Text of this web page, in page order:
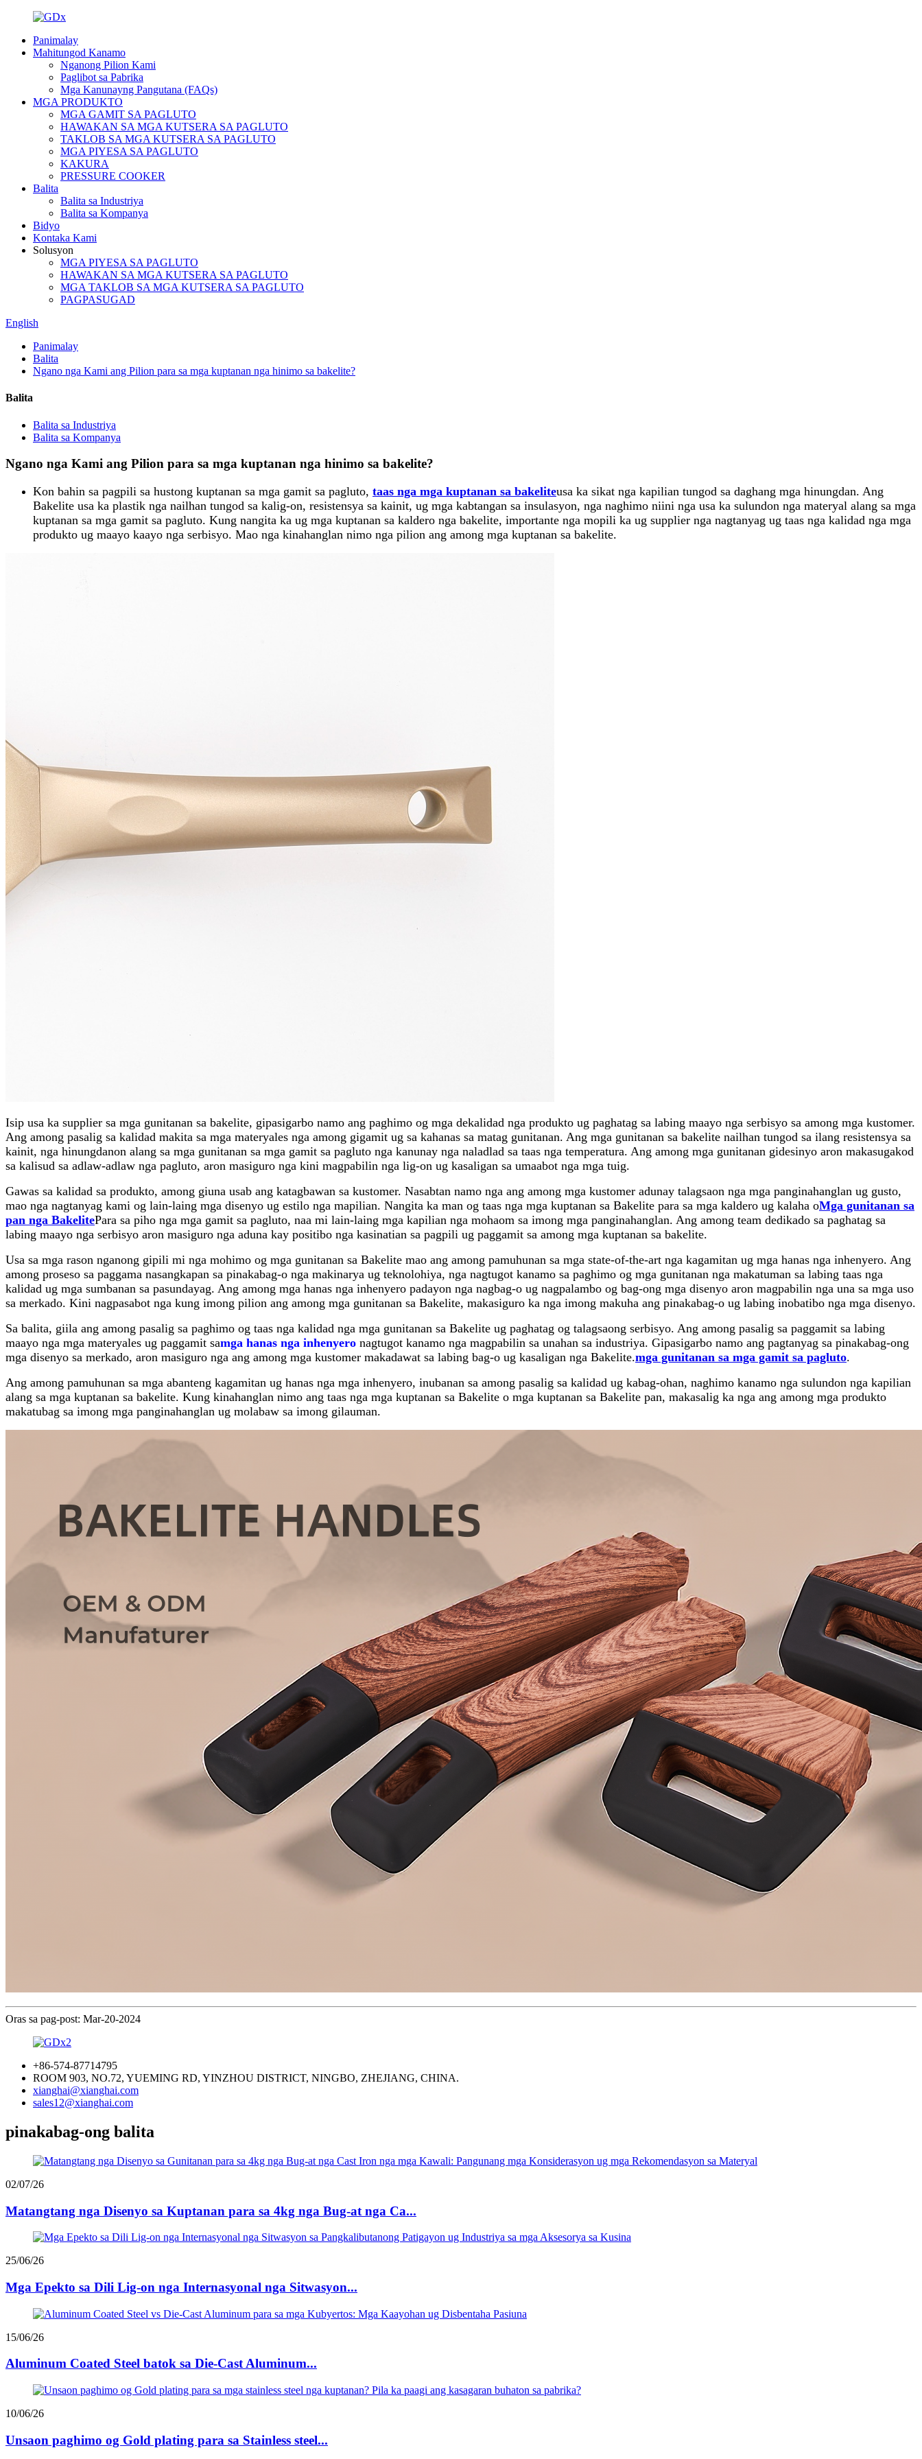
Panimalay
Mahitungod Kanamo
Nganong Pilion Kami
Paglibot sa Pabrika
Mga Kanunayng Pangutana (FAQs)
MGA PRODUKTO
MGA GAMIT SA PAGLUTO
HAWAKAN SA MGA KUTSERA SA PAGLUTO
TAKLOB SA MGA KUTSERA SA PAGLUTO
MGA PIYESA SA PAGLUTO
KAKURA
PRESSURE COOKER
Balita
Balita sa Industriya
Balita sa Kompanya
Bidyo
Kontaka Kami
Solusyon
MGA PIYESA SA PAGLUTO
HAWAKAN SA MGA KUTSERA SA PAGLUTO
MGA TAKLOB SA MGA KUTSERA SA PAGLUTO
PAGPASUGAD
English
Panimalay
Balita
Ngano nga Kami ang Pilion para sa mga kuptanan nga hinimo sa bakelite?
Balita
Balita sa Industriya
Balita sa Kompanya
Ngano nga Kami ang Pilion para sa mga kuptanan nga hinimo sa bakelite?
Kon bahin sa pagpili sa hustong kuptanan sa mga gamit sa pagluto, taas nga mga kuptanan sa bakeliteusa ka sikat nga kapilian tungod sa daghang mga hinungdan. Ang
Bakelite usa ka plastik nga nailhan tungod sa kalig-on, resistensya sa kainit, ug mga kabtangan sa insulasyon, nga naghimo niini nga usa ka sulundon nga materyal alang sa mga
kuptanan sa mga gamit sa pagluto. Kung nangita ka ug mga kuptanan sa kaldero nga bakelite, importante nga mopili ka ug supplier nga nagtanyag ug taas nga kalidad nga mga
produkto ug maayo kaayo nga serbisyo. Mao nga kinahanglan nimo nga pilion ang among mga kuptanan sa bakelite.
Isip usa ka supplier sa mga gunitanan sa bakelite, gipasigarbo namo ang paghimo og mga dekalidad nga produkto ug paghatag sa labing maayo nga serbisyo sa among mga kustomer.
Ang among pasalig sa kalidad makita sa mga materyales nga among gigamit ug sa kahanas sa matag gunitanan. Ang mga gunitanan sa bakelite nailhan tungod sa ilang resistensya sa
kainit, nga hinungdanon alang sa mga gunitanan sa mga gamit sa pagluto nga kanunay nga naladlad sa taas nga temperatura. Ang among mga gunitanan gidesinyo aron makasugakod
sa kalisud sa adlaw-adlaw nga pagluto, aron masiguro nga kini magpabilin nga lig-on ug kasaligan sa umaabot nga mga tuig.
Gawas sa kalidad sa produkto, among giuna usab ang katagbawan sa kustomer. Nasabtan namo nga ang among mga kustomer adunay talagsaon nga mga panginahanglan ug gusto,
mao nga nagtanyag kami og lain-laing mga disenyo ug estilo nga mapilian. Nangita ka man og taas nga mga kuptanan sa Bakelite para sa mga kaldero ug kalaha oMga gunitanan sa
pan nga BakelitePara sa piho nga mga gamit sa pagluto, naa mi lain-laing mga kapilian nga mohaom sa imong mga panginahanglan. Ang among team dedikado sa paghatag sa
labing maayo nga serbisyo aron masiguro nga aduna kay positibo nga kasinatian sa pagpili ug paggamit sa among mga kuptanan sa bakelite.
Usa sa mga rason nganong gipili mi nga mohimo og mga gunitanan sa Bakelite mao ang among pamuhunan sa mga state-of-the-art nga kagamitan ug mga hanas nga inhenyero. Ang
among proseso sa paggama nasangkapan sa pinakabag-o nga makinarya ug teknolohiya, nga nagtugot kanamo sa paghimo og mga gunitanan nga makatuman sa labing taas nga
kalidad ug mga sumbanan sa pasundayag. Ang among mga hanas nga inhenyero padayon nga nagbag-o ug nagpalambo og bag-ong mga disenyo aron magpabilin nga una sa mga uso
sa merkado. Kini nagpasabot nga kung imong pilion ang among mga gunitanan sa Bakelite, makasiguro ka nga imong makuha ang pinakabag-o ug labing inobatibo nga mga disenyo.
Sa balita, giila ang among pasalig sa paghimo og taas nga kalidad nga mga gunitanan sa Bakelite ug paghatag og talagsaong serbisyo. Ang among pasalig sa paggamit sa labing
maayo nga mga materyales ug paggamit samga hanas nga inhenyero nagtugot kanamo nga magpabilin sa unahan sa industriya. Gipasigarbo namo ang pagtanyag sa pinakabag-ong
mga disenyo sa merkado, aron masiguro nga ang among mga kustomer makadawat sa labing bag-o ug kasaligan nga Bakelite.mga gunitanan sa mga gamit sa pagluto.
Ang among pamuhunan sa mga abanteng kagamitan ug hanas nga mga inhenyero, inubanan sa among pasalig sa kalidad ug kabag-ohan, naghimo kanamo nga sulundon nga kapilian
alang sa mga kuptanan sa bakelite. Kung kinahanglan nimo ang taas nga mga kuptanan sa Bakelite o mga kuptanan sa Bakelite pan, makasalig ka nga ang among mga produkto
makatubag sa imong mga panginahanglan ug molabaw sa imong gilauman.
Oras sa pag-post: Mar-20-2024
+86-574-87714795
ROOM 903, NO.72, YUEMING RD, YINZHOU DISTRICT, NINGBO, ZHEJIANG, CHINA.
xianghai@xianghai.com
sales12@xianghai.com
pinakabag-ong balita
02/07/26
Matangtang nga Disenyo sa Kuptanan para sa 4kg nga Bug-at nga Ca...
25/06/26
Mga Epekto sa Dili Lig-on nga Internasyonal nga Sitwasyon...
15/06/26
Aluminum Coated Steel batok sa Die-Cast Aluminum...
10/06/26
Unsaon paghimo og Gold plating para sa Stainless steel...